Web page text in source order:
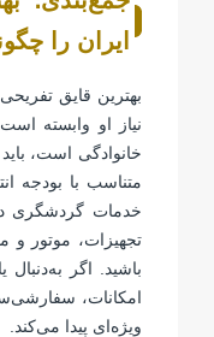
ایران را
بهترین قایق
نیاز او وابسته
خانوادگی است،
متناسب با بودجه
خدمات گردشگری
تجهیزات، موتور و
باشید. اگر
امکانات،
ویژه‌ای پیدا می‌کند.